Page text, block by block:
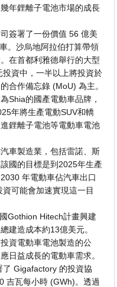
年鋰離子電池市場的成長
簽署了一份價值 56 億美
。沙烏地阿拉伯打算帶領
在首都利雅德舉行的大型
資中，一半以上將投資於
合作備忘錄 (MoU) 為主。
Shia的國產電動車品牌，
年將生產電動SUV和轎
鋰離子電池等電動車電池
車製造業，包括雷諾、斯
國的目標是到2025年生產
年電動車佔汽車出口
可能會加速實現這一目
Gothion Hitech計畫興建
建造成本約13億美元。
資電動車電池製造的公
日益成長的電動車需求。
Gigafactory 的投資協
吉瓦每小時 (GWh)。透過